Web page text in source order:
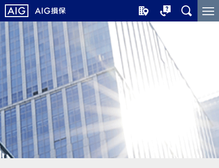
メ
イ
ン
コ
ン
テ
ン
ツ
に
ジ
ャ
ン
プ
こ
こ
か
ら
メ
イ
ン
コ
ン
テ
ン
ツ
で